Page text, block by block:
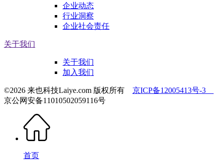
企业动态
行业洞察
企业社会责任
关于我们
关于我们
加入我们
©2026 来也科技Laiye.com 版权所有 京ICP备12005413号-3
京公网安备11010502059116号
首页